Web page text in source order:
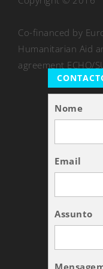
Co-financed by
Humanitarian Aid
agreement ECHO/
Nome
Email
Assunto